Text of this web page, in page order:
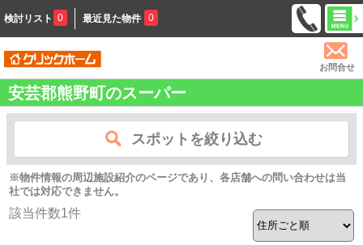
検討リスト 0 最近見た物件 0
お問合せ
安芸郡熊野町のスーパー
スポットを絞り込む
※物件情報の周辺施設紹介のページであり、各店舗への問い合わせは当
社では対応できません。
該当件数1件